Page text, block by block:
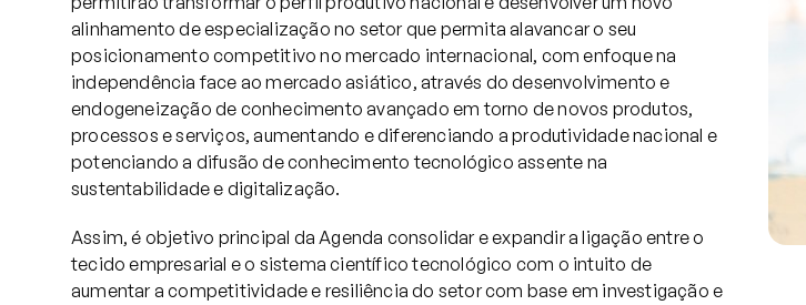
Comunicação
Emprego
alinhamento de especialização no setor que permita alavancar o seu
posicionamento competitivo no mercado internacional, com enfoque na
independência face ao mercado asiático, através do desenvolvimento e
endogeneização de conhecimento avançado em torno de novos produtos,
processos e serviços, aumentando e diferenciando a produtividade nacional e
potenciando a difusão de conhecimento tecnológico assente na
sustentabilidade e digitalização.
Assim, é objetivo principal da Agenda consolidar e expandir a ligação entre o
tecido empresarial e o sistema científico tecnológico com o intuito de
aumentar a competitividade e resiliência do setor com base em investigação e